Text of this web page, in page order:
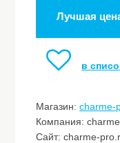
Лучшая
в
Магазин:charme-
Компания:
Сайт: charme-